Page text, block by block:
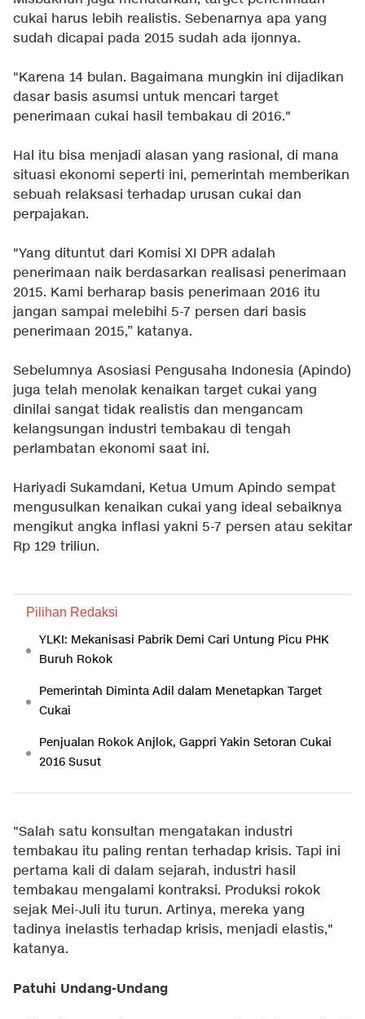
cukai harus lebih realistis. Sebenarnya apa yang
sudah dicapai pada 2015 sudah ada ijonnya.
"Karena 14 bulan. Bagaimana mungkin ini dijadikan
dasar basis asumsi untuk mencari target
penerimaan cukai hasil tembakau di 2016."
Hal itu bisa menjadi alasan yang rasional, di mana
situasi ekonomi seperti ini, pemerintah memberikan
sebuah relaksasi terhadap urusan cukai dan
perpajakan.
"Yang dituntut dari Komisi XI DPR adalah
penerimaan naik berdasarkan realisasi penerimaan
2015. Kami berharap basis penerimaan 2016 itu
jangan sampai melebihi 5-7 persen dari basis
penerimaan 2015,” katanya.
Sebelumnya Asosiasi Pengusaha Indonesia (Apindo)
juga telah menolak kenaikan target cukai yang
dinilai sangat tidak realistis dan mengancam
kelangsungan industri tembakau di tengah
perlambatan ekonomi saat ini.
Hariyadi Sukamdani, Ketua Umum Apindo sempat
mengusulkan kenaikan cukai yang ideal sebaiknya
mengikut angka inflasi yakni 5-7 persen atau sekitar
Rp 129 triliun.
Pilihan Redaksi
YLKI: Mekanisasi Pabrik Demi Cari Untung Picu PHK
Buruh Rokok
Pemerintah Diminta Adil dalam Menetapkan Target
Cukai
Penjualan Rokok Anjlok, Gappri Yakin Setoran Cukai
2016 Susut
"Salah satu konsultan mengatakan industri
tembakau itu paling rentan terhadap krisis. Tapi ini
pertama kali di dalam sejarah, industri hasil
tembakau mengalami kontraksi. Produksi rokok
sejak Mei-Juli itu turun. Artinya, mereka yang
tadinya inelastis terhadap krisis, menjadi elastis,"
katanya.
Patuhi Undang-Undang